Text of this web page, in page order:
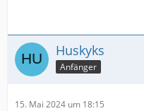
Huskyks
Anfänger
15. Mai 2024 um 18:15